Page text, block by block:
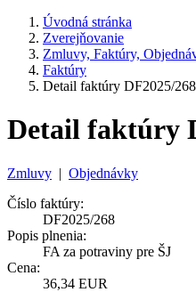
Úvodná stránka
Zverejňovanie
Zmluvy, Faktúry,
Faktúry
Detail faktúry DF2025/268
Detail faktúry
Zmluvy | Objednávky
Číslo faktúry:
DF2025/268
Popis plnenia:
FA za potraviny pre ŠJ
Cena:
36,34 EUR